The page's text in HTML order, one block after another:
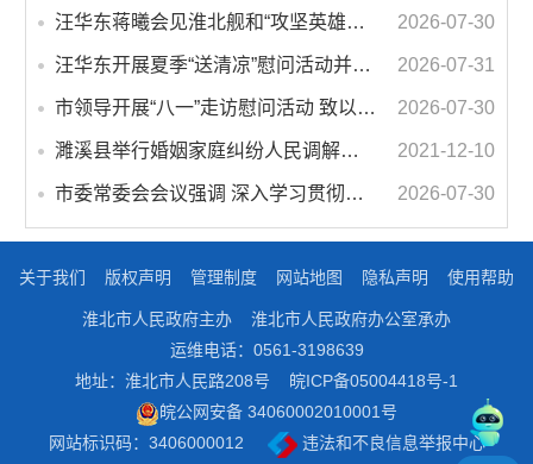
汪华东蒋曦会见淮北舰和“攻坚英雄连”官兵代表 2026-07-30
汪华东开展夏季“送清凉”慰问活动并调研专门教育工作 落实落细防暑降温措施 用心用情关爱一线职工 2026-07-31
市领导开展“八一”走访慰问活动 致以节日问候 畅叙鱼水深情 2026-07-30
濉溪县举行婚姻家庭纠纷人民调解委员会暨调解志愿者服务团成立仪式 2021-12-10
市委常委会会议强调 深入学习贯彻习近平总书记重要讲话指示精神 高质量推进城市更新 不断提升本质安全水平 汪华东主持会议 2026-07-30
关于我们 版权声明 管理制度 网站地图 隐私声明 使用帮助
淮北市人民政府主办
淮北市人民政府办公室承办
运维电话：0561-3198639
地址：淮北市人民路208号
皖ICP备05004418号-1
皖公网安备 34060002010001号
网站标识码：3406000012
违法和不良信息举报中心